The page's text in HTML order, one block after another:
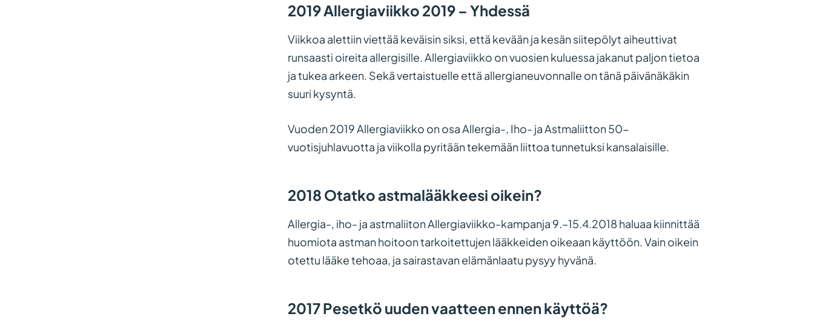
2019 Allergiaviikko 2019 – Yhdessä
Viikkoa alettiin viettää keväisin siksi, että kevään ja kesän siitepölyt aiheuttivat
runsaasti oireita allergisille. Allergiaviikko on vuosien kuluessa jakanut paljon tietoa
ja tukea arkeen. Sekä vertaistuelle että allergianeuvonnalle on tänä päivänäkäkin
suuri kysyntä.
Vuoden 2019 Allergiaviikko on osa Allergia-, Iho- ja Astmaliitton 50-
vuotisjuhlavuotta ja viikolla pyritään tekemään liittoa tunnetuksi kansalaisille.
2018 Otatko astmalääkkeesi oikein?
Allergia-, iho- ja astmaliiton Allergiaviikko-kampanja 9.–15.4.2018 haluaa kiinnittää
huomiota astman hoitoon tarkoitettujen lääkkeiden oikeaan käyttöön. Vain oikein
otettu lääke tehoaa, ja sairastavan elämänlaatu pysyy hyvänä.
2017 Pesetkö uuden vaatteen ennen käyttöä?